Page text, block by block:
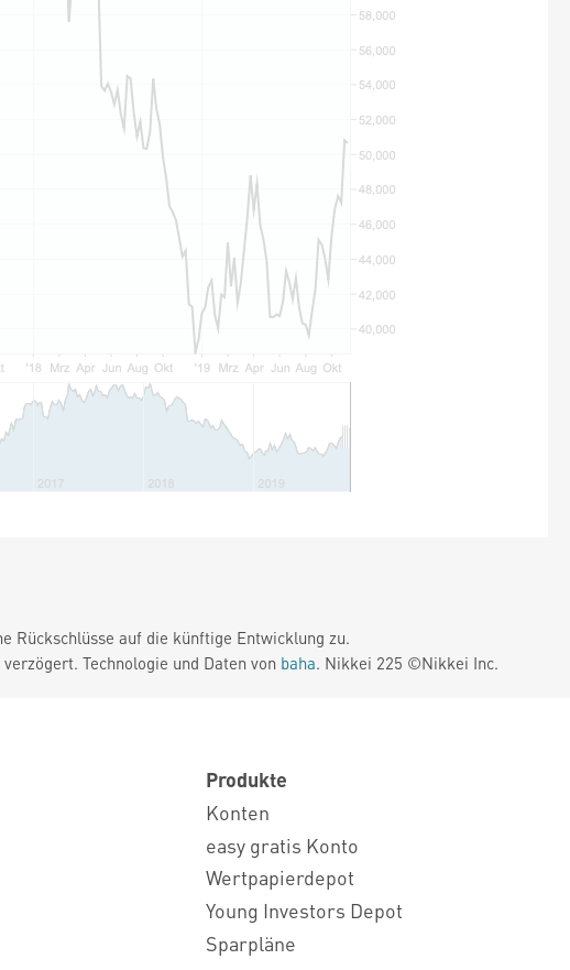
Rückschlüsse auf die künftige Entwicklung zu.
Technologie und Daten von baha. Nikkei 225 ©Nikkei Inc.
Produkte
Konten
easy gratis Konto
Wertpapierdepot
Young Investors Depot
Sparpläne